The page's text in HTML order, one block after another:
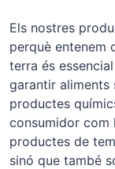
Els nostres
perquè entenem
terra és
garantir aliments
productes
consumidor com
productes de
sinó que també